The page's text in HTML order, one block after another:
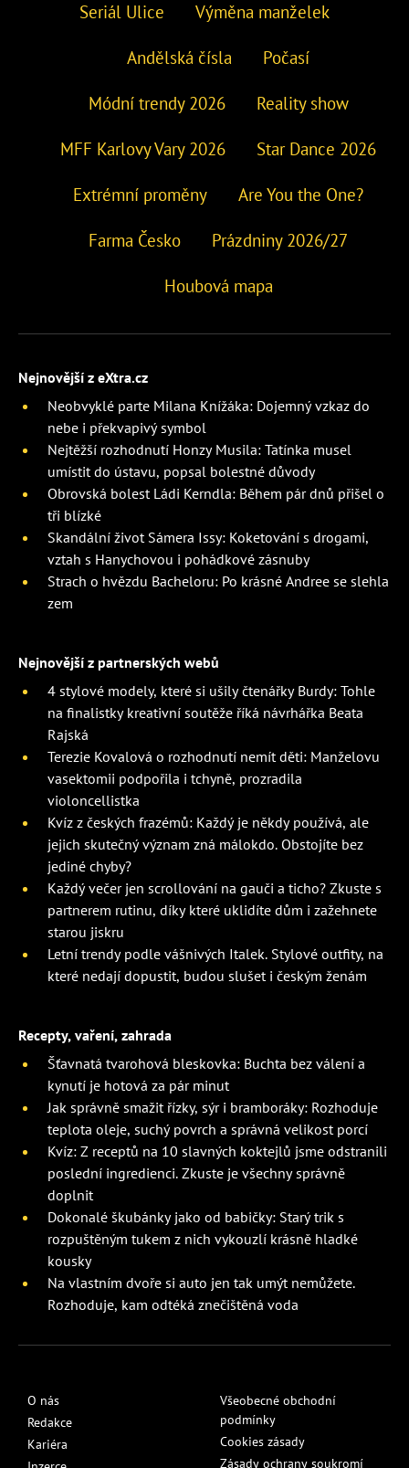
Seriál Ulice Výměna manželek
Andělská čísla Počasí
Módní trendy 2026 Reality show
MFF Karlovy Vary 2026 Star Dance 2026
Extrémní proměny Are You the One?
Farma Česko Prázdniny 2026/27
Houbová mapa
Nejnovější z eXtra.cz
Neobvyklé parte Milana Knížáka: Dojemný vzkaz do
nebe i překvapivý symbol
Nejtěžší rozhodnutí Honzy Musila: Tatínka musel
umístit do ústavu, popsal bolestné důvody
Obrovská bolest Ládi Kerndla: Během pár dnů přišel o
tři blízké
Skandální život Sámera Issy: Koketování s drogami,
vztah s Hanychovou i pohádkové zásnuby
Strach o hvězdu Bacheloru: Po krásné Andree se slehla
zem
Nejnovější z partnerských webů
4 stylové modely, které si ušily čtenářky Burdy: Tohle
na finalistky kreativní soutěže říká návrhářka Beata
Rajská
Terezie Kovalová o rozhodnutí nemít děti: Manželovu
vasektomii podpořila i tchyně, prozradila
violoncellistka
Kvíz z českých frazémů: Každý je někdy používá, ale
jejich skutečný význam zná málokdo. Obstojíte bez
jediné chyby?
Každý večer jen scrollování na gauči a ticho? Zkuste s
partnerem rutinu, díky které uklidíte dům i zažehnete
starou jiskru
Letní trendy podle vášnivých Italek. Stylové outfity, na
které nedají dopustit, budou slušet i českým ženám
Recepty, vaření, zahrada
Šťavnatá tvarohová bleskovka: Buchta bez válení a
kynutí je hotová za pár minut
Jak správně smažit řízky, sýr i bramboráky: Rozhoduje
teplota oleje, suchý povrch a správná velikost porcí
Kvíz: Z receptů na 10 slavných koktejlů jsme odstranili
poslední ingredienci. Zkuste je všechny správně
doplnit
Dokonalé škubánky jako od babičky: Starý trik s
rozpuštěným tukem z nich vykouzlí krásně hladké
kousky
Na vlastním dvoře si auto jen tak umýt nemůžete.
Rozhoduje, kam odtéká znečištěná voda
O nás
Redakce
Kariéra
Všeobecné obchodní
podmínky
Cookies zásady
Zásady ochrany soukromí